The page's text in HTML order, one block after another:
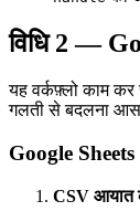
विधि 2 —
यह वर्कफ़्लो काम कर
गलती से बदलना
Google Sheets
CSV आयात